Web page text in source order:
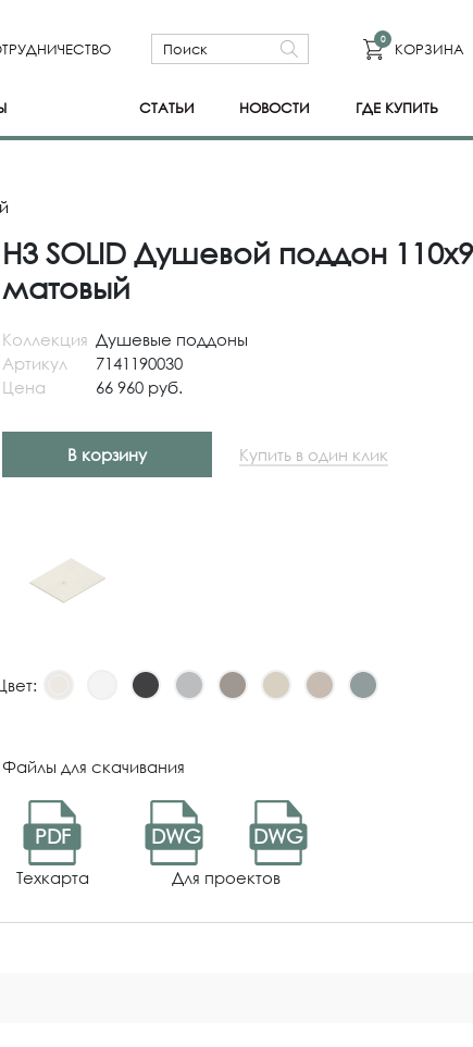
0
КОРЗИНА
СТАТЬИ НОВОСТИ ГДЕ КУПИТЬ
H3 SOLID Душевой поддон
матовый
Коллекция Душевые поддоны
Артикул
7141190030
Цена
66 960 руб.
В корзину Купить в один клик
Файлы для скачивания
PDF
Техкарта
DWG DWG
Для проектов